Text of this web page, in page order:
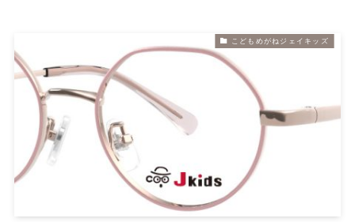
こどもめがねジェイキッズ